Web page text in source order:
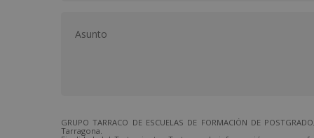
GRUPO TARRACO DE ESCUELAS DE FORMACIÓN DE
Tarragona.